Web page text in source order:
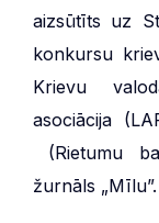
aizsūtīts uz
konkursu
Krievu
asociācija
(Rietumu
žurnāls „Mīlu”.